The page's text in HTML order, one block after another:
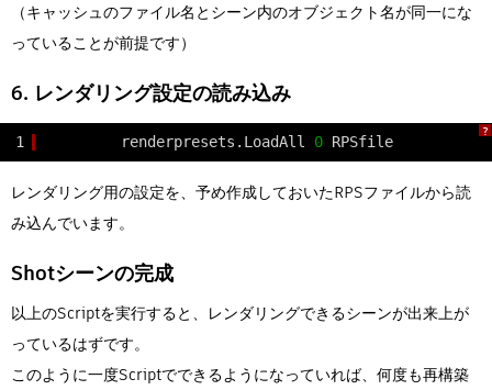
（キャッシュのファイル名とシーン内のオブジェクト名が同一にな
っていることが前提です）
6. レンダリング設定の読み込み
?
1 renderpresets.LoadAll 0 RPSfile
レンダリング用の設定を、予め作成しておいたRPSファイルから読
み込んでいます。
Shotシーンの完成
以上のScriptを実行すると、レンダリングできるシーンが出来上が
っているはずです。
このように一度Scriptでできるようになっていれば、何度も再構築